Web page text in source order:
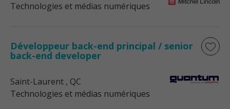
Technologies et médias numériques
Développeur back-end principal / senior
back-end developer
Saint-Laurent , QC
Technologies et médias numériques